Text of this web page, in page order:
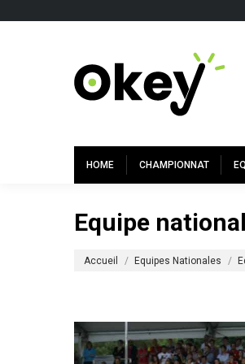
HOME CHAMPIONNAT
Equipe
Accueil Equipes Nationales